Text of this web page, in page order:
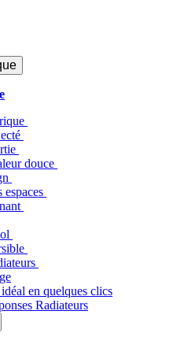
douce
espaces
en quelques clics
Radiateurs